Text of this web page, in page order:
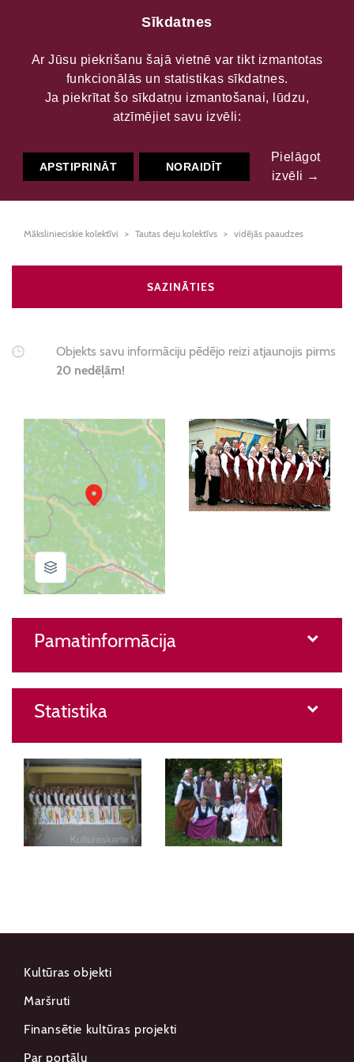
Amatas kultūras centra
vidējās paaudzes deju
kolektīvs "Amata"
Mākslinieciskie kolektīvi Tautas deju kolektīvs vidējās paaudzes
SAZINĀTIES
Objekts savu informāciju pēdējo reizi atjaunojis pirms
20 nedēļām!
Pamatinformācija
Statistika
Kultūras objekti
Maršruti
Finansētie kultūras projekti
Par portālu
Sīkdatnes
Ar Jūsu piekrišanu šajā vietnē var tikt izmantotas
funkcionālās un statistikas sīkdatnes.
Ja piekrītat šo sīkdatņu izmantošanai, lūdzu,
atzīmējiet savu izvēli:
APSTIPRINĀT NORAIDĪT
Pielāgot
izvēli →